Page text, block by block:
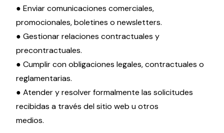
● Enviar comunicaciones comerciales,
promocionales, boletines o newsletters.
● Gestionar relaciones contractuales y
precontractuales.
● Cumplir con obligaciones legales, contractuales o
reglamentarias.
● Atender y resolver formalmente las solicitudes
recibidas a través del sitio web u otros
medios.